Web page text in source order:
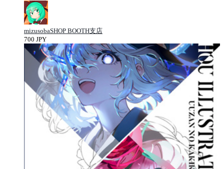
mizusobaSHOP BOOTH支店
700 JPY